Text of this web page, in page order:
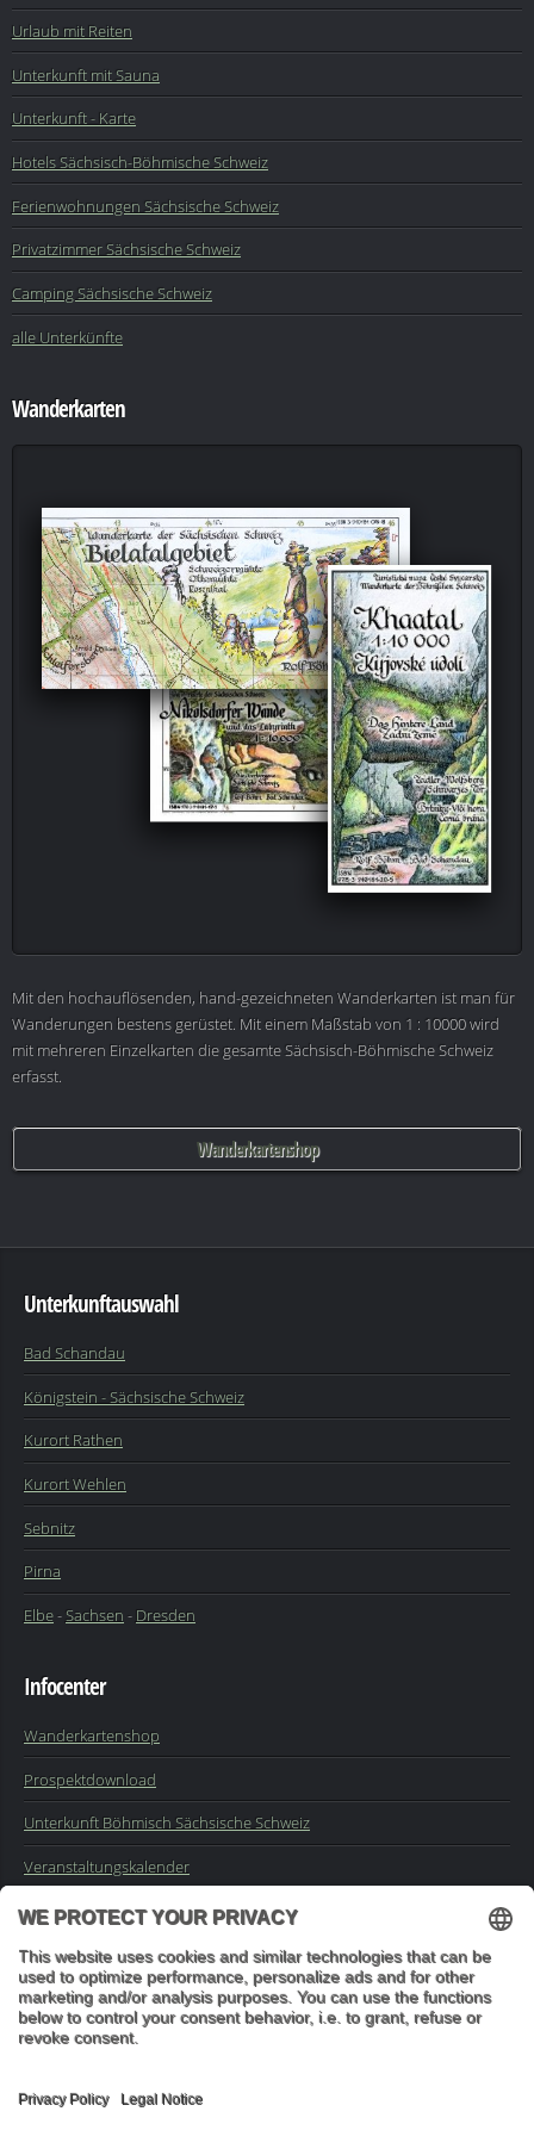
Urlaub mit Reiten
Unterkunft mit Sauna
Unterkunft - Karte
Hotels Sächsisch-Böhmische Schweiz
Ferienwohnungen Sächsische Schweiz
Privatzimmer Sächsische Schweiz
Camping Sächsische Schweiz
alle Unterkünfte
Wanderkarten
Mit den hochauflösenden, hand-gezeichneten Wanderkarten ist man für
Wanderungen bestens gerüstet. Mit einem Maßstab von 1 : 10000 wird
mit mehreren Einzelkarten die gesamte Sächsisch-Böhmische Schweiz
erfasst.
Wanderkartenshop
Unterkunftauswahl
Bad Schandau
Königstein - Sächsische Schweiz
Kurort Rathen
Kurort Wehlen
Sebnitz
Pirna
Elbe-Sachsen - Dresden
Infocenter
Wanderkartenshop
Prospektdownload
Unterkunft Böhmisch Sächsische Schweiz
Veranstaltungskalender
Impressum
Buchungsanfrage